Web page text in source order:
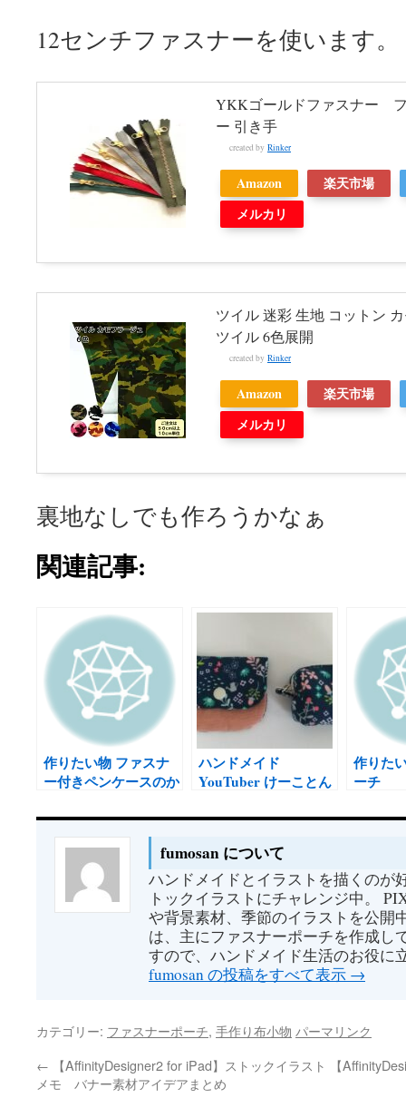
12センチファスナーを使います。
YKKゴールドファスナー
ー 引き手
created by Rinker
Amazon
楽天市場
メルカリ
ツイル 迷彩 生地 コットン
ツイル 6色展開
created by Rinker
Amazon
楽天市場
メルカリ
裏地なしでも作ろうかなぁ
関連記事:
作りたい物 ファスナ
ー付きペンケースのか
ハンドメイド
YouTuber けーことん
るミニポーチをラクマ
作りた
ーチ
fumosan について
ハンドメイドとイラストを描くのが
トックイラストにチャレンジ中。
や背景素材、季節のイラストを公開
は、主にファスナーポーチを作成し
すので、ハンドメイド生活のお役に
fumosan の投稿をすべて表示 →
カテゴリー: ファスナーポーチ, 手作り布小物 パーマリンク
← 【AffinityDesigner2 for iPad】ストックイラスト
メモ バナー素材アイデアまとめ
【